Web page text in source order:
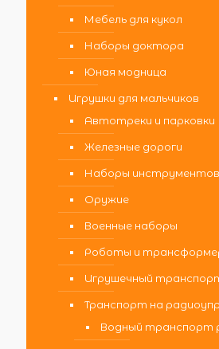
Мебель для кукол
Наборы доктора
Юная модница
Игрушки для мальчиков
Автотреки и парковки
Железные дороги
Наборы инструментов
Оружие
Военные наборы
Роботы и
Игрушечный
Транспорт на
Водный транспорт